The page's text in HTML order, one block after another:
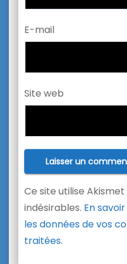
E-mail
Site web
Ce site utilise
indésirables. En
les données de vos
traitées.